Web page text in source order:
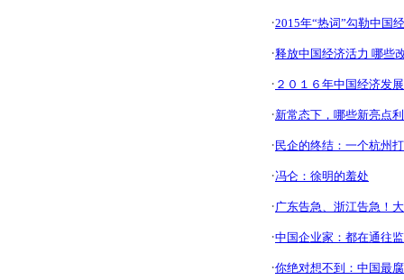
·2015年“热词”勾勒中国
·释放中国经济活力 哪些
· ２０１６年中国经济发
·新常态下，哪些新亮点
· 民企的终结：一个杭州
·冯仑：徐明的羞处
·广东告急、浙江告急！
·中国企业家：都在通往
·你绝对想不到：中国最